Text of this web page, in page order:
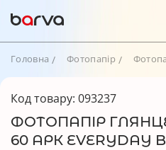
Головна Фотопапір
Код товару: 093237
ФОТОПАПІР
60 АРК EVERYDAY